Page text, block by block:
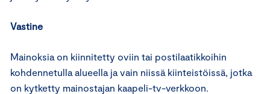
Vastine
Mainoksia on kiinnitetty oviin tai postilaatikkoihin
kohdennetulla alueella ja vain niissä kiinteistöissä, jotka
on kytketty mainostajan kaapeli-tv-verkkoon.